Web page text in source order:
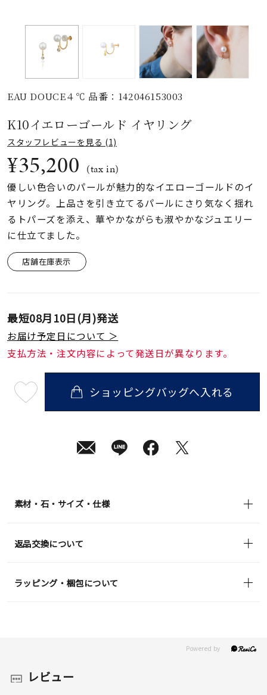
誕生石
モチーフ
石の色
ファッションテイス
着用シーン
コレクション
レディース
メンズ
リングサイズ
価格 ¥0
EAU DOUCE４℃ 品番：142046153003
K10イエローゴールド イヤリング
スタッフレビューを見る (1)
¥35,200 (tax in)
優しい色合いのパールが魅力的なイエローゴールドのイ
ヤリング。上品さを引き立てるパールにさり気なく揺れ
るトパーズを添え、華やかながらも淑やかなジュエリー
に仕立てました。
店舗在庫表示
最短08月10日(月)発送
お届け予定日について ＞
支払方法・注文内容によって発送日が異なります。
08
ショッピングバッグへ入れる
素材・石・サイズ・仕様
返品交換について
ラッピング・梱包について
レビュー